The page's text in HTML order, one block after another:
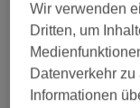
1 Std. 20 Min.
Velvet
1 Std. 20 Min.
Schnellansicht
Wir verwenden
Dritten, um
Datenverkehr
Informationen